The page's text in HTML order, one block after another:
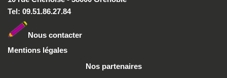
Tel: 09.51.86.27.84
Nous contacter
Mentions légales
Nos partenaires